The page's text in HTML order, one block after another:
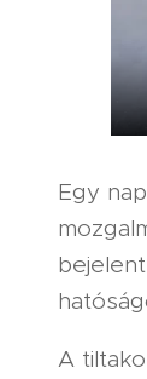
Egy
A